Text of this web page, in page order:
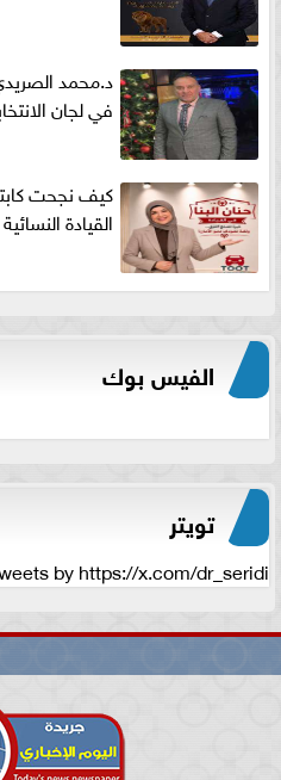
د.محمد
في لجان
كيف نجحت
القيادة
الفيس بوك
تويتر
by https://x.com/dr_seridi